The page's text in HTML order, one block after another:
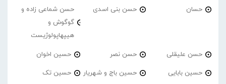
حسان حسن بنی اسدی
حسن شماعی زاده و
گوگوش و
هیپهاپولوژیست
حسن علیقلی حسن نصر حسین اخوان
حسین بابایی حسین باج و شهریار حسین تک